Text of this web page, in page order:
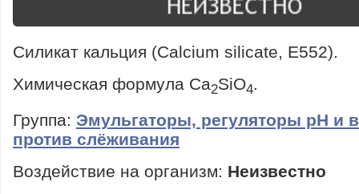
Силикат кальция (Calcium silicate, E552).
Химическая формула Ca2SiO4.
Группа: Эмульгаторы, регуляторы рН и
против слёживания
Воздействие на организм: Неизвестно